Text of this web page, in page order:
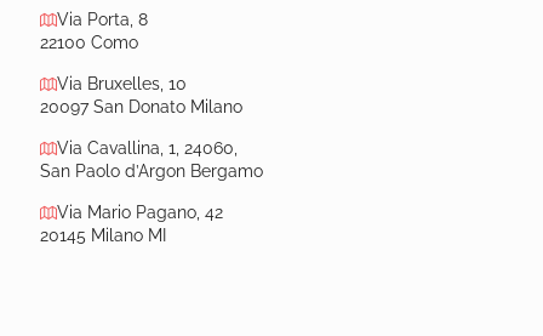
Via Porta, 8
22100 Como
Via Bruxelles, 10
20097 San Donato Milano
Via Cavallina, 1, 24060,
San Paolo d’Argon Bergamo
Via Mario Pagano, 42
20145 Milano MI